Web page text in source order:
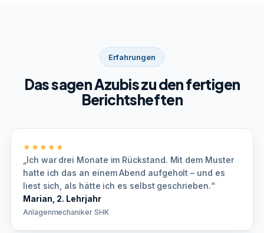
Erfahrungen
Das sagen Azubis zu den fertigen
Berichtsheften
★★★★★
„Ich war drei Monate im Rückstand. Mit dem Muster
hatte ich das an einem Abend aufgeholt – und es
liest sich, als hätte ich es selbst geschrieben.“
Marian, 2. Lehrjahr
Anlagenmechaniker SHK